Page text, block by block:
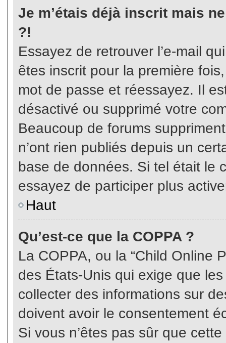
Je m’étais déjà inscrit mais
?!
Essayez de retrouver l’e-mail
êtes inscrit pour la première
mot de passe et réessayez. Il
désactivé ou supprimé votre
Beaucoup de forums
n’ont rien publiés depuis un
base de données. Si tel était le
essayez de participer plus
Haut
Qu’est-ce que la COPPA ?
La COPPA, ou la “Child Online
des États-Unis qui exige que
collecter des informations sur
doivent avoir le consentement
Si vous n’êtes pas sûr que